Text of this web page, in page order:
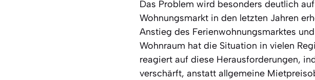
Das Problem wird besonders deutlich
Wohnungsmarkt in den letzten Jahren
Anstieg des Ferienwohnungsmarktes
Wohnraum hat die Situation in vielen
reagiert auf diese Herausforderungen,
verschärft, anstatt allgemeine